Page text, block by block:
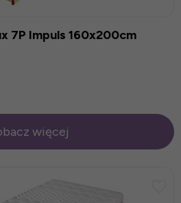
7P Impuls 160x200cm
więcej